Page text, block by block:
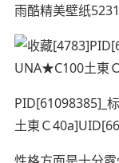
雨酷精美壁纸
PID[61098385]_
土東Ｃ